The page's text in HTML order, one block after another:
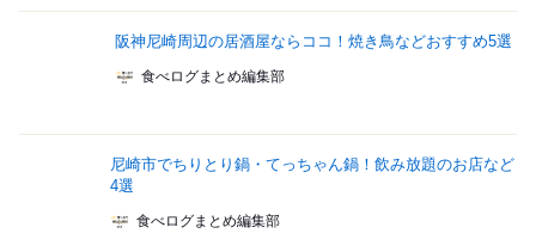
阪神尼崎周辺の居酒屋ならココ！焼き鳥などおすすめ5選
食べログまとめ編集部
尼崎市でちりとり鍋・てっちゃん鍋！飲み放題のお店など
4選
食べログまとめ編集部